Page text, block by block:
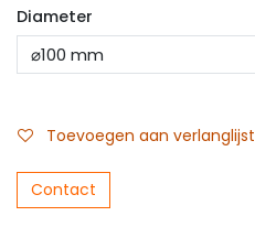
Diameter
Toevoegen aan verlanglijst
Contact